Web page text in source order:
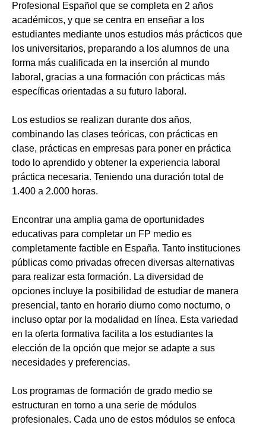
Profesional Español que se completa en 2 años
académicos, y que se centra en enseñar a los
estudiantes mediante unos estudios más prácticos que
los universitarios, preparando a los alumnos de una
forma más cualificada en la inserción al mundo
laboral, gracias a una formación con prácticas más
específicas orientadas a su futuro laboral.
Los estudios se realizan durante dos años,
combinando las clases teóricas, con prácticas en
clase, prácticas en empresas para poner en práctica
todo lo aprendido y obtener la experiencia laboral
práctica necesaria. Teniendo una duración total de
1.400 a 2.000 horas.
Encontrar una amplia gama de oportunidades
educativas para completar un FP medio es
completamente factible en España. Tanto instituciones
públicas como privadas ofrecen diversas alternativas
para realizar esta formación. La diversidad de
opciones incluye la posibilidad de estudiar de manera
presencial, tanto en horario diurno como nocturno, o
incluso optar por la modalidad en línea. Esta variedad
en la oferta formativa facilita a los estudiantes la
elección de la opción que mejor se adapte a sus
necesidades y preferencias.
Los programas de formación de grado medio se
estructuran en torno a una serie de módulos
profesionales. Cada uno de estos módulos se enfoca